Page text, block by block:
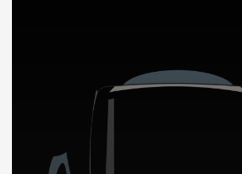
DÉCOUVREZ NOTRE IMPORTATION